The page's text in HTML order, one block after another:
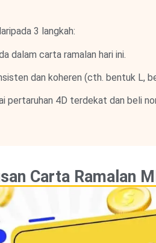
3 langkah:
dalam carta ramalan hari ini.
dan koheren (cth. bentuk L,
pertaruhan 4D terdekat dan beli
Carta Ramalan